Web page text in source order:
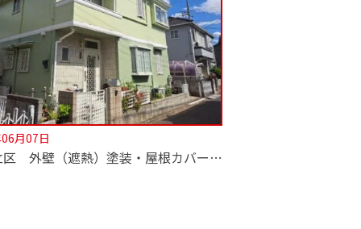
月07日
【足立区 外壁（遮熱）塗装・屋根カバー工法工事】深井塗装はカバー工法も専門！